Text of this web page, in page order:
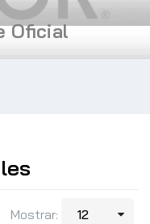
Oficial
Mostrar: